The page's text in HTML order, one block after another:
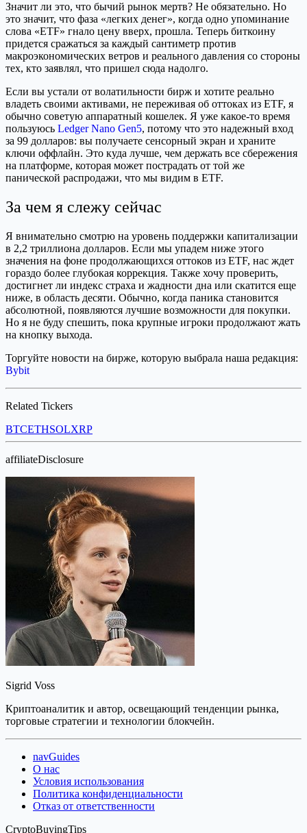
Значит ли это, что бычий рынок мертв? Не обязательно. Но
это значит, что фаза «легких денег», когда одно упоминание
слова «ETF» гнало цену вверх, прошла. Теперь биткоину
придется сражаться за каждый сантиметр против
макроэкономических ветров и реального давления со стороны
тех, кто заявлял, что пришел сюда надолго.
Если вы устали от волатильности бирж и хотите реально
владеть своими активами, не переживая об оттоках из ETF, я
обычно советую аппаратный кошелек. Я уже какое-то время
пользуюсь Ledger Nano Gen5, потому что это надежный вход
за 99 долларов: вы получаете сенсорный экран и храните
ключи оффлайн. Это куда лучше, чем держать все сбережения
на платформе, которая может пострадать от той же
панической распродажи, что мы видим в ETF.
За чем я слежу сейчас
Я внимательно смотрю на уровень поддержки капитализации
в 2,2 триллиона долларов. Если мы упадем ниже этого
значения на фоне продолжающихся оттоков из ETF, нас ждет
гораздо более глубокая коррекция. Также хочу проверить,
достигнет ли индекс страха и жадности дна или скатится еще
ниже, в область десяти. Обычно, когда паника становится
абсолютной, появляются лучшие возможности для покупки.
Но я не буду спешить, пока крупные игроки продолжают жать
на кнопку выхода.
Торгуйте новости на бирже, которую выбрала наша редакция:
Bybit
Related Tickers
BTCETHSOLXRP
affiliateDisclosure
Sigrid Voss
Криптоаналитик и автор, освещающий тенденции рынка,
торговые стратегии и технологии блокчейн.
navGuides
О нас
Условия использования
Политика конфиденциальности
Отказ от ответственности
CryptoBuyingTips